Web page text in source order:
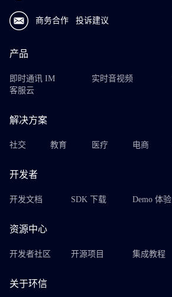
商务合作 投诉建议
产品
即时通讯 IM 实时音视频
客服云
解决方案
社交 教育 医疗 电商
开发者
开发文档 SDK 下载 Demo 体验
资源中心
开发者社区 开源项目 集成教程
关于环信